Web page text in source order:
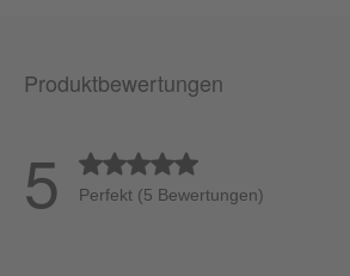
Produktbewertungen
5 Durchschnittliche Bewertung
Perfekt (5 Bewertungen)